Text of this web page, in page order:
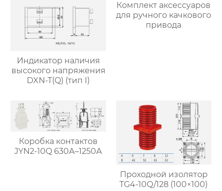
Индикатор наличия
высокого напряжения
DXN-T(Q) (тип I)
Комплект аксессуаров
для ручного качкового
привода
Коробка контактов
JYN2-10Q 630А–1250А
Проходной изолятор
TG4-10Q/128 (100×100)